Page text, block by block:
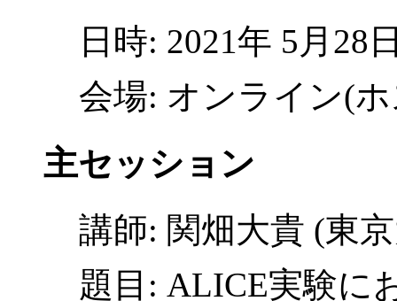
日時: 2021年 5月28
会場: オンライン(
主セッション
講師: 関畑大貴 (東
題目: ALICE実験に